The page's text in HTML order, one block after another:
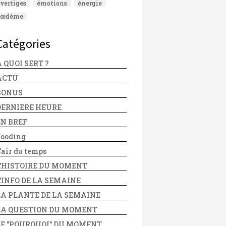
vertiges émotions
énergie
œdème
QUOI SERT ?
HEURE
BREF
du temps
DU MOMENT
DE LA SEMAINE
PLANTE DE LA SEMAINE
QUESTION DU MOMENT